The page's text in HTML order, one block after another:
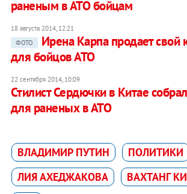
раненым в АТО бойцам
18 августа 2014, 12:21
ФОТО
Ирена Карпа продает свой
для бойцов АТО
22 сентября 2014, 10:09
Стилист Сердючки в Китае
для раненых в АТО
ВЛАДИМИР ПУТИН
ПОЛИТИКИ
ЛИЯ АХЕДЖАКОВА
ВАХТАНГ